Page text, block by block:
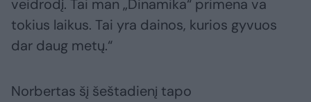
veidrodį. Tai man „Dinamika“ primena va
tokius laikus. Tai yra dainos, kurios gyvuos
dar daug metų.“
Norbertas šį šeštadienį tapo